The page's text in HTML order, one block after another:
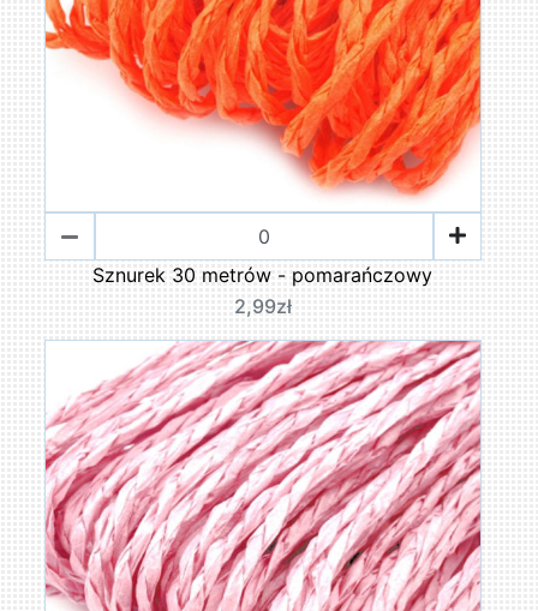
Sznurek 30 metrów - pomarańczowy
2,99zł